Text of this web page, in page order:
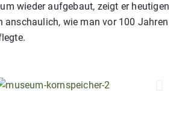
wieder aufgebaut, zeigt er heutigen
anschaulich, wie man vor 100 Jahren